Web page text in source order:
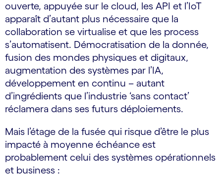
ouverte, appuyée sur le cloud, les API et l’IoT
apparaît d’autant plus nécessaire que la
collaboration se virtualise et que les process
s’automatisent. Démocratisation de la donnée,
fusion des mondes physiques et digitaux,
augmentation des systèmes par l’IA,
développement en continu – autant
d’ingrédients que l’industrie ‘sans contact’
réclamera dans ses futurs déploiements.
Mais l’étage de la fusée qui risque d’être le plus
impacté à moyenne échéance est
probablement celui des systèmes opérationnels
et business :